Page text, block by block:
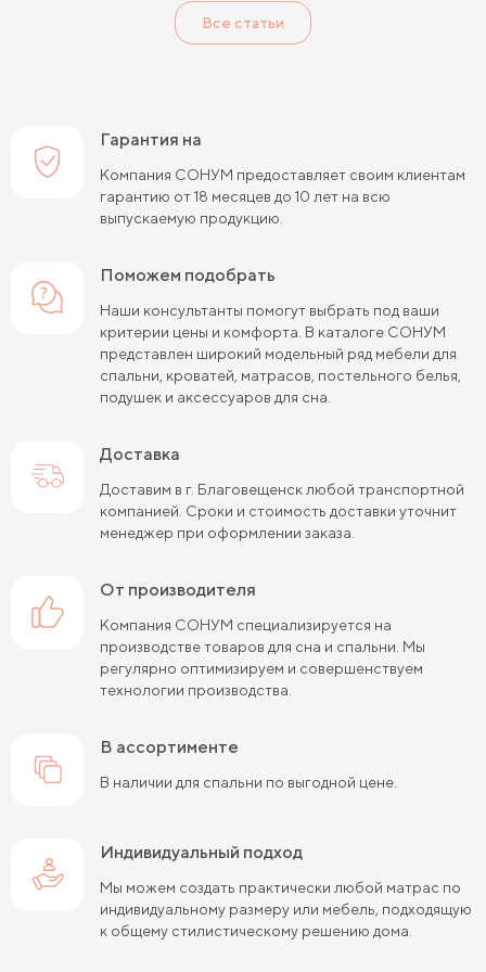
Кровати с мягким изголовьем Кровати светлых цветов
Кровати белого цвета
Кровати цвета графит Кровати желтого цвета
Кровати красного цвета
Кровати розового цвета Кровати серого цвета
Кровати синего цвета Кровати фиолетового цвета
Кровати шириной 80 см (Узкие)
Кровати шириной 90 см Кровати шириной 120 см
Кровати шириной 180 см Кровати шириной 200 см
Высокие кровати Низкие кровати
Кровати длиной 180 см Кровати длиной 190 см
Кровати 80х180 см (для маленькой комнаты)
Большие кровати Кровати 80х190 см
Кровати 90х190 см Кровати 120х190 см
Кровати 140х190 см Кровати 160х190 см
Все статьи
Гарантия на
Компания СОНУМ предоставляет своим клиентам
гарантию от 18 месяцев до 10 лет на всю
выпускаемую продукцию.
Поможем подобрать
Наши консультанты помогут выбрать под ваши
критерии цены и комфорта. В каталоге СОНУМ
представлен широкий модельный ряд мебели для
спальни, кроватей, матрасов, постельного белья,
подушек и аксессуаров для сна.
Доставка
Доставим в г. Благовещенск любой транспортной
компанией. Сроки и стоимость доставки уточнит
менеджер при оформлении заказа.
от производителя
Компания СОНУМ специализируется на
производстве товаров для сна и спальни. Мы
регулярно оптимизируем и совершенствуем
технологии производства.
в ассортименте
В наличии для спальни по выгодной цене.
Индивидуальный подход
Мы можем создать практически любой матрас по
индивидуальному размеру или мебель, подходящую
к общему стилистическому решению дома.